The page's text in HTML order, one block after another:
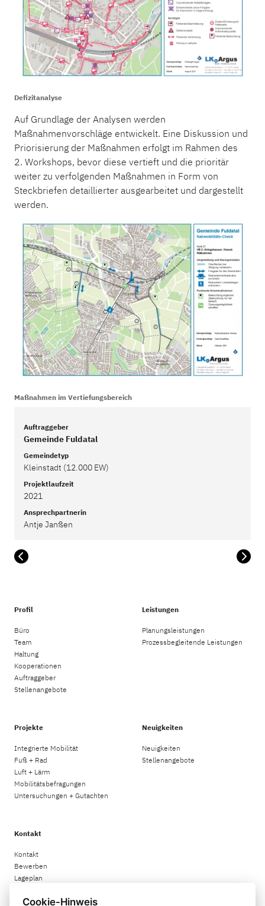
Defizitanalyse
Auf Grundlage der Analysen werden
Maßnahmenvorschläge entwickelt. Eine Diskussion und
Priorisierung der Maßnahmen erfolgt im Rahmen des
2. Workshops, bevor diese vertieft und die prioritär
weiter zu verfolgenden Maßnahmen in Form von
Steckbriefen detaillierter ausgearbeitet und dargestellt
werden.
Maßnahmen im Vertiefungsbereich
Auftraggeber
Gemeinde Fuldatal
Gemeindetyp
Kleinstadt (12.000 EW)
Projektlaufzeit
2021
Ansprechpartnerin
Antje Janßen
Profil
Büro
Team
Haltung
Kooperationen
Auftraggeber
Stellenangebote
Leistungen
Planungsleistungen
Prozessbegleitende Leistungen
Projekte
Integrierte Mobilität
Fuß + Rad
Luft + Lärm
Mobilitätsbefragungen
Untersuchungen + Gutachten
Neuigkeiten
Neuigkeiten
Stellenangebote
Kontakt
Kontakt
Bewerben
Lageplan
Cookie-Hinweis